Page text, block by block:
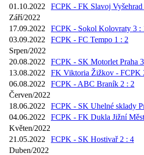
01.10.2022
FCPK - FK Slavoj Vyšehrad
Září/2022
17.09.2022
FCPK - Sokol Kolovraty 3 :
03.09.2022
FCPK - FC Tempo 1 : 2
Srpen/2022
20.08.2022
FCPK - SK Motorlet Praha
13.08.2022
FK Viktoria Žižkov - FCPK
06.08.2022
FCPK - ABC Braník 2 : 2
Červen/2022
18.06.2022
FCPK - SK Uhelné sklady
04.06.2022
FCPK - FK Dukla Jižní
Květen/2022
21.05.2022
FCPK - SK Hostivař 2 : 4
Duben/2022